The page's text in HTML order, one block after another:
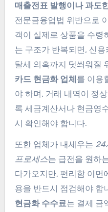
매출전표 발행이나 과도
전문금융업법 위반으로
객이 실제로 상품을 수령
는 구조가 반복되면, 신
탈세 의혹까지 덧씌워질
카드 현금화 업체 를 이용
야 하며, 거래 내역이 정
록 세금계산서나 현금영
시 확인해야 합니다.
또한 업체가 내세우는 24
프로세스는 급전을 원하
다가오지만, 편리함 이면
용을 반드시 점검해야 합
현금화 수수료는 결제 금